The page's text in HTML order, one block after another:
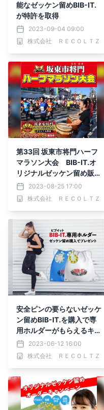
能なゼッケン留めBIB-IT.
が特許を取得
2023-09-04 09:00
株式会社 ＲＥＣＯＬＴＺ
第33回 坂東市将門ハーフ
マラソン大会 BIB-IT.オ
リジナルゼッケン留め販売
開始2023-08-25 17:00
株式会社 ＲＥＣＯＬＴＺ
安全ピンの要らないゼッケ
ン留めBIB-IT.を購入で専
用ホルダーがもらえるキャ
ンペーン開催
2023-06-12 16:00
株式会社 ＲＥＣＯＬＴＺ